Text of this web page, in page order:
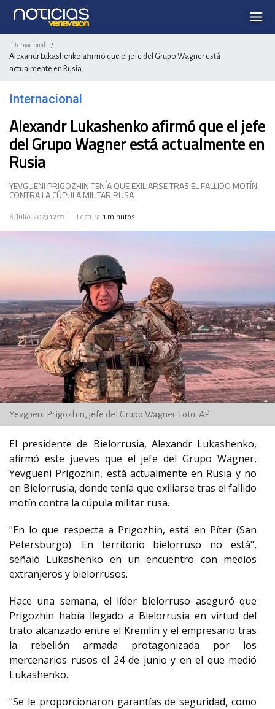
Internacional /
Alexandr Lukashenko afirmó que el jefe del Grupo Wagner está
actualmente en Rusia
Internacional
Alexandr Lukashenko afirmó que el jefe
del Grupo Wagner está actualmente en
Rusia
YEVGUENI PRIGOZHIN TENÍA QUE EXILIARSE TRAS EL FALLIDO MOTÍN
CONTRA LA CÚPULA MILITAR RUSA
6-Julio-2023 12:11 Lectura: 1 minutos
Yevgueni Prigozhin, jefe del Grupo Wagner. Foto: AP
El presidente de Bielorrusia, Alexandr Lukashenko,
afirmó este jueves que el jefe del Grupo Wagner,
Yevgueni Prigozhin, está actualmente en Rusia y no
en Bielorrusia, donde tenía que exiliarse tras el fallido
motín contra la cúpula militar rusa.
"En lo que respecta a Prigozhin, está en Píter (San
Petersburgo). En territorio bielorruso no está",
señaló Lukashenko en un encuentro con medios
extranjeros y bielorrusos.
Hace una semana, el líder bielorruso aseguró que
Prigozhin había llegado a Bielorrusia en virtud del
trato alcanzado entre el Kremlin y el empresario tras
la rebelión armada protagonizada por los
mercenarios rusos el 24 de junio y en el que medió
Lukashenko.
"Se le proporcionaron garantías de seguridad, como